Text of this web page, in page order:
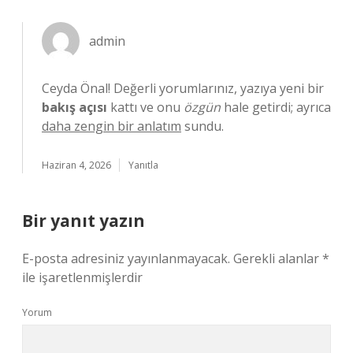
admin
Ceyda Önal! Değerli yorumlarınız, yazıya yeni bir
bakış açısı kattı ve onu özgün hale getirdi; ayrıca
daha zengin bir anlatım sundu.
Haziran 4, 2026 Yanıtla
Bir yanıt yazın
E-posta adresiniz yayınlanmayacak. Gerekli alanlar*
ile işaretlenmişlerdir
Yorum